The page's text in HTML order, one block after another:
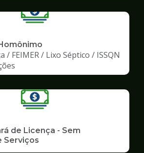
/ FEIMER / Lixo Séptico / ISSQN
de Licença - Sem
Serviços